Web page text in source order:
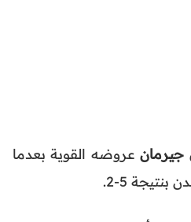
جيرمانعروضه القوية بعدما
بنتيجة 5-2.